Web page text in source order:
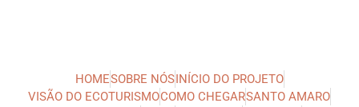
HOMESOBRE NÓSINÍCIO DO PROJETO
VISÃO DO ECOTURISMOCOMO CHEGARSANTO AMARO